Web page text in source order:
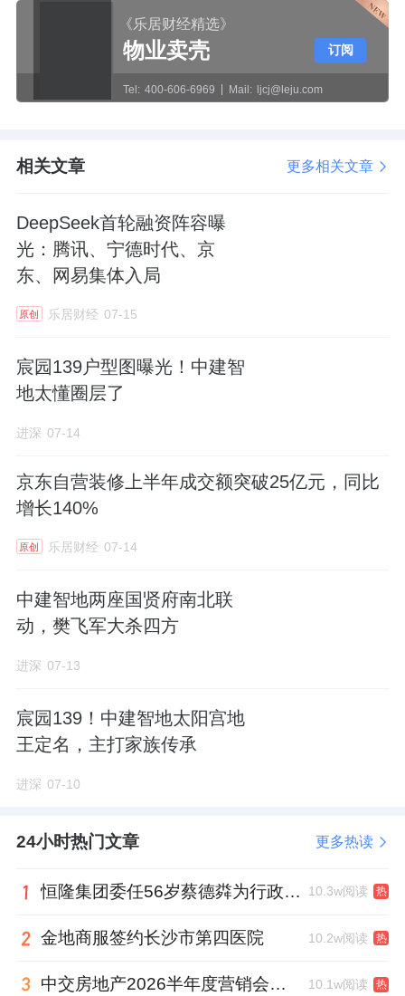
但在我看来，它在设计中，还有不少隐秘的关
开发主体
项目开发主体北京兴曜房地产开发有限公司，
成立于2025年12月26日。
中建智地董事长樊飞军担任项目公司法人和董
事长。
项目总则由中建智地京东公司执行总经理张梦
灿担任。
区位地段
项目地处东北三环，10号线与17号线双轨交
汇，地块两边还有京承高速和机场高速，东边
主要商务区基本可以半小时直达。
南侧紧邻 凯德mall，叠加人大附学区，教育资
源在朝阳是公认的第一梯队。
这个地段本身已经完成了一轮客群筛选。
城市界面好，高品质次新扎堆，北边就是红玺
并且是当前为数不多二手房价格比较坚挺的板
块，周边次新成交价能达到13万-15万/平米区
《乐居财经精选》
物业卖壳
Tel: 400-606-6969 Mail: ljcj@leju.com
订阅
相关文章 更多相关文章
DeepSeek首轮融资阵容曝
光：腾讯、宁德时代、京
东、网易集体入局
原创 乐居财经 07-15
宸园139户型图曝光！中建智
地太懂圈层了
进深 07-14
京东自营装修上半年成交额突破25亿元，同比
增长140%
原创 乐居财经 07-14
中建智地两座国贤府南北联
动，樊飞军大杀四方
进深 07-13
宸园139！中建智地太阳宫地
王定名，主打家族传承
进深 07-10
24小时热门文章 更多热读
恒隆集团委任56岁蔡德粦为行政总裁、年薪2052万港元，曾任星巴克中国CEO 10.3w阅读 热
金地商服签约长沙市第四医院 10.2w阅读 热
中交房地产2026半年度营销会，绿城祝军现身了 10.1w阅读 热